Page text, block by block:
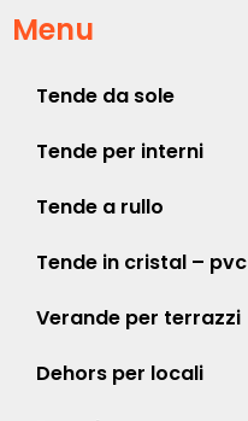
Menu
Tende da sole
Tende per interni
Tende a rullo
Tende in cristal –
Verande per terrazzi
Dehors per locali